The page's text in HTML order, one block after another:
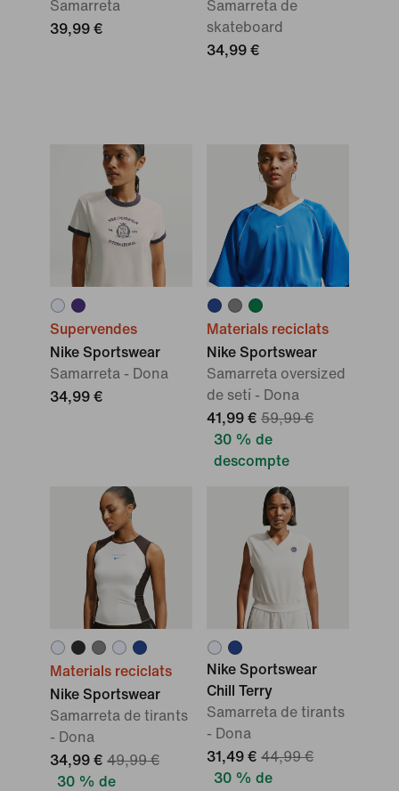
Samarreta
39,99 €
Samarreta de
skateboard
34,99 €
Supervendes
Nike Sportswear
Samarreta - Dona
34,99 €
Materials reciclats
Nike Sportswear
Samarreta oversized
de setí - Dona
41,99 € 59,99 €
30 % de
descompte
Materials reciclats
Nike Sportswear
Samarreta de tirants
- Dona
34,99 € 49,99 €
30 % de
Nike Sportswear
Chill Terry
Samarreta de tirants
- Dona
31,49 € 44,99 €
30 % de